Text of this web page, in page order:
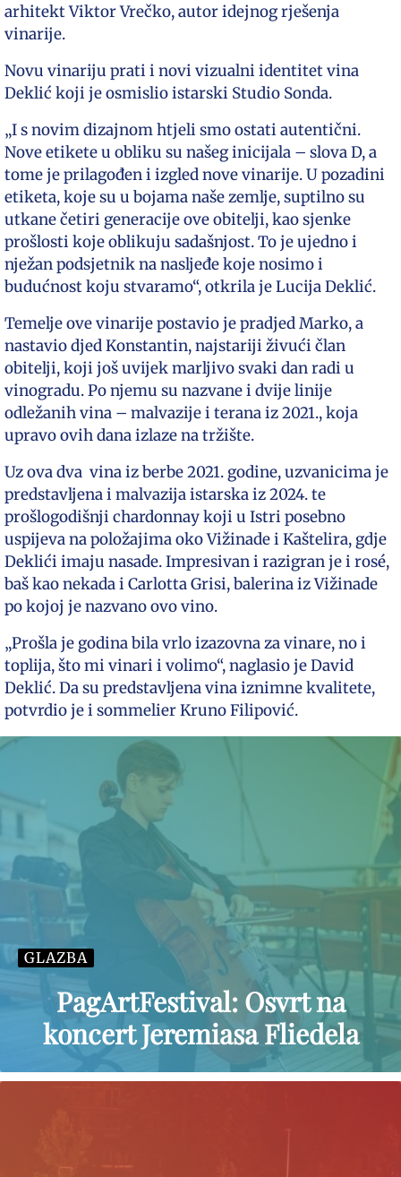
arhitekt Viktor Vrečko, autor idejnog rješenja
vinarije.
Novu vinariju prati i novi vizualni identitet vina
Deklić koji je osmislio istarski Studio Sonda.
„I s novim dizajnom htjeli smo ostati autentični.
Nove etikete u obliku su našeg inicijala – slova D, a
tome je prilagođen i izgled nove vinarije. U pozadini
etiketa, koje su u bojama naše zemlje, suptilno su
utkane četiri generacije ove obitelji, kao sjenke
prošlosti koje oblikuju sadašnjost. To je ujedno i
nježan podsjetnik na nasljeđe koje nosimo i
budućnost koju stvaramo“, otkrila je Lucija Deklić.
Temelje ove vinarije postavio je pradjed Marko, a
nastavio djed Konstantin, najstariji živući član
obitelji, koji još uvijek marljivo svaki dan radi u
vinogradu. Po njemu su nazvane i dvije linije
odležanih vina – malvazije i terana iz 2021., koja
upravo ovih dana izlaze na tržište.
Uz ova dva vina iz berbe 2021. godine, uzvanicima je
predstavljena i malvazija istarska iz 2024. te
prošlogodišnji chardonnay koji u Istri posebno
uspijeva na položajima oko Vižinade i Kaštelira, gdje
Deklići imaju nasade. Impresivan i razigran je i rosé,
baš kao nekada i Carlotta Grisi, balerina iz Vižinade
po kojoj je nazvano ovo vino.
„Prošla je godina bila vrlo izazovna za vinare, no i
toplija, što mi vinari i volimo“, naglasio je David
Deklić. Da su predstavljena vina iznimne kvalitete,
potvrdio je i sommelier Kruno Filipović.
GLAZBA
PagArtFestival: Osvrt na
koncert Jeremiasa Fliedela